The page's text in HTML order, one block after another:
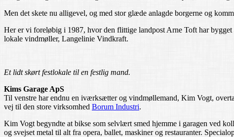
Men det skete nu alligevel, og med stor glæde anlagde borgerne og
Her er vi foreløbig i 1987, hvor den flittige landpost Arne Toft har bygget
lokale vindmøller, Langelinie Vindkraft.
Et lidt skørt festlokale til en festlig mand.
Kims Garage ApS
Til venstre har endnu en iværksætter og vindmøllemand, Kim Vogt,
vej til den store virksomhed Borum Industri.
Kim Vogt begyndte at bikse som selvlært smed hjemme i garagen ved
og svejset metal til alt fra opera, ballet, maskiner og restauranter.